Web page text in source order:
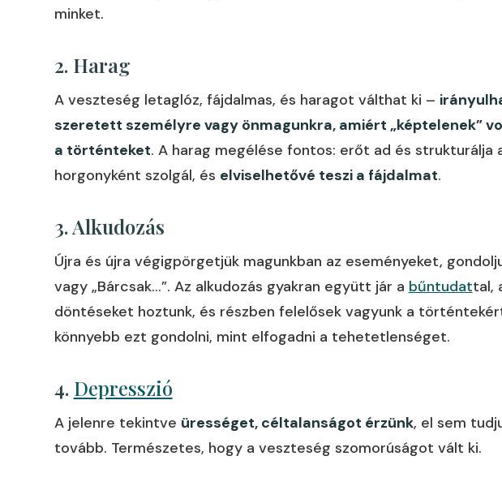
minket.
2. Harag
A veszteség letaglóz, fájdalmas, és haragot válthat ki –
szeretett személyre vagy önmagunkra, amiért „képtelenek”
a történteket. A harag megélése fontos: erőt ad és strukturálja
horgonyként szolgál, és elviselhetővé teszi a fájdalmat.
3. Alkudozás
Újra és újra végigpörgetjük magunkban az eseményeket,
vagy „Bárcsak…”. Az alkudozás gyakran együtt jár a bűntudattal,
döntéseket hoztunk, és részben felelősek vagyunk a
könnyebb ezt gondolni, mint elfogadni a tehetetlenséget.
4. Depresszió
A jelenre tekintve ürességet, céltalanságot érzünk, el sem
tovább. Természetes, hogy a veszteség szomorúságot vált ki.